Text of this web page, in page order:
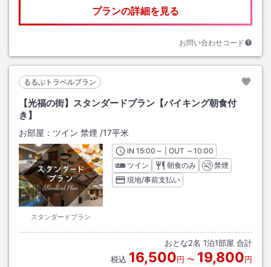
プランの詳細を見る
お問い合わせコード
るるぶトラベルプラン
【光福の街】スタンダードプラン【バイキング朝食付
き】
お部屋： ツイン 禁煙 /17平米
スタンダードプラン
INチェックイン
15:00 ～ | OUT チェックアウト
～10:00
ツイン
朝食のみ
禁煙
現地/事前支払い
おとな2名 1泊1部屋 合計
税込 16,500円 〜 19,800円